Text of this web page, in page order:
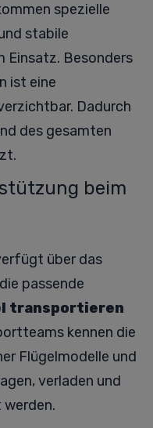
spezielle
stabile
Einsatz. Besonders
ist eine
Dadurch
des gesamten
beim
über das
passende
transportieren
kennen die
Flügelmodelle und
verladen und